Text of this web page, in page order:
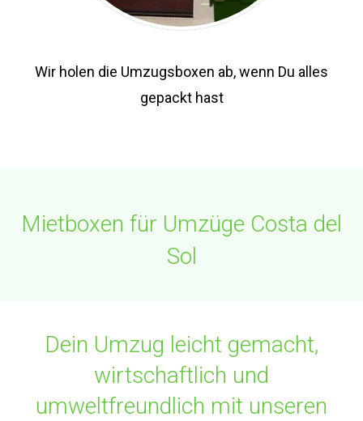
Wir holen die Umzugsboxen ab, wenn Du alles
gepackt hast
Mietboxen für Umzüge Costa del
Sol
Dein Umzug leicht gemacht,
wirtschaftlich und
umweltfreundlich mit unseren